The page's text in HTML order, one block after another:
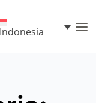
Indonesia